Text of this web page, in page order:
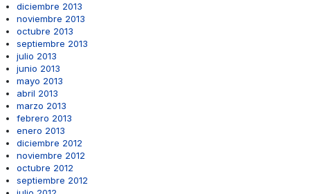
diciembre 2013
noviembre 2013
octubre 2013
septiembre 2013
julio 2013
junio 2013
mayo 2013
abril 2013
marzo 2013
febrero 2013
enero 2013
diciembre 2012
noviembre 2012
octubre 2012
septiembre 2012